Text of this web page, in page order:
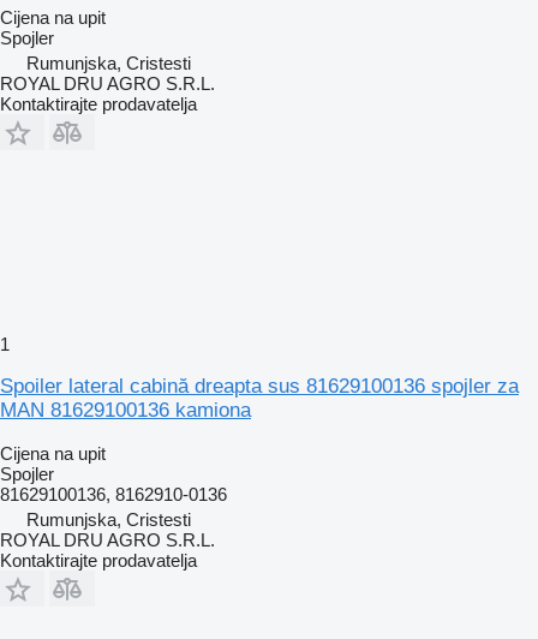
Cijena na upit
Spojler
Rumunjska, Cristesti
ROYAL DRU AGRO S.R.L.
Kontaktirajte prodavatelja
1
Spoiler lateral cabină dreapta sus 81629100136 spojler za
MAN 81629100136 kamiona
Cijena na upit
Spojler
81629100136, 8162910-0136
Rumunjska, Cristesti
ROYAL DRU AGRO S.R.L.
Kontaktirajte prodavatelja